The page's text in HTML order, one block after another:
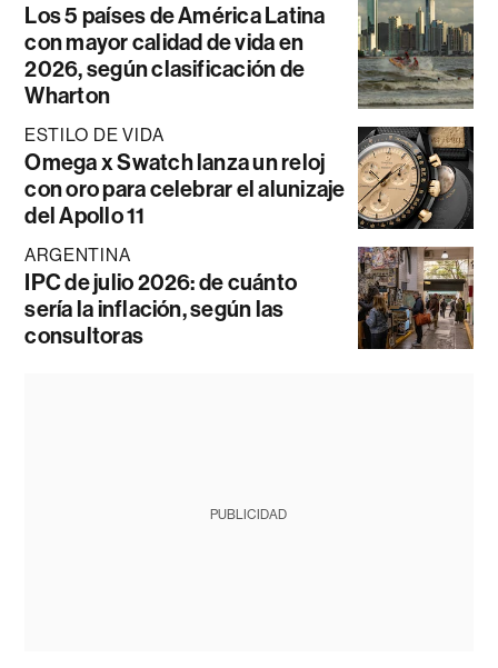
Los 5 países de América Latina
con mayor calidad de vida en
2026, según clasificación de
Wharton
ESTILO DE VIDA
Omega x Swatch lanza un reloj
con oro para celebrar el alunizaje
del Apollo 11
ARGENTINA
IPC de julio 2026: de cuánto
sería la inflación, según las
consultoras
PUBLICIDAD